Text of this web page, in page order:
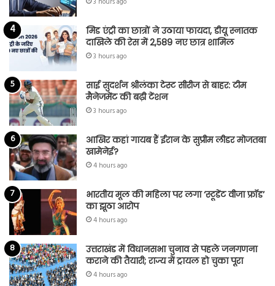
मिड एंट्री का छात्रों ने उठाया फायदा, डीयू स्नातक
दाखिले की रेस में 2,589 नए छात्र शामिल
3 hours ago
साई सुदर्शन श्रीलंका टेस्ट सीरीज से बाहर: टीम
मैनेजमेंट की बढ़ी टेंशन
3 hours ago
आखिर कहां गायब हैं ईरान के सुप्रीम लीडर मोजतबा
खामेनेई?
4 hours ago
भारतीय मूल की महिला पर लगा ‘स्टूडेंट वीजा फ्रॉड’
का झूठा आरोप
4 hours ago
उत्तराखंड में विधानसभा चुनाव से पहले जनगणना
कराने की तैयारी; राज्य में ट्रायल हो चुका पूरा
4 hours ago